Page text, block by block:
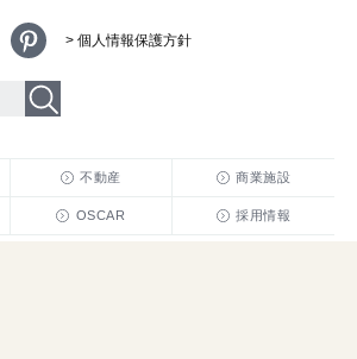
> 個人情報保護方針
不動産 商業施設
OSCAR 採用情報